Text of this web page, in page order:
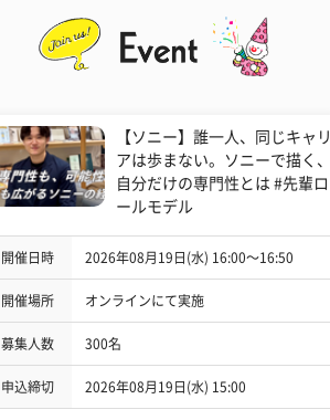
【ソニー】誰一人、同じキャリ
アは歩まない。ソニーで描く、
自分だけの専門性とは #先輩ロ
ールモデル
開催日時 2026年08月19日(水) 16:00〜16:50
開催場所 オンラインにて実施
募集人数 300名
申込締切 2026年08月19日(水) 15:00